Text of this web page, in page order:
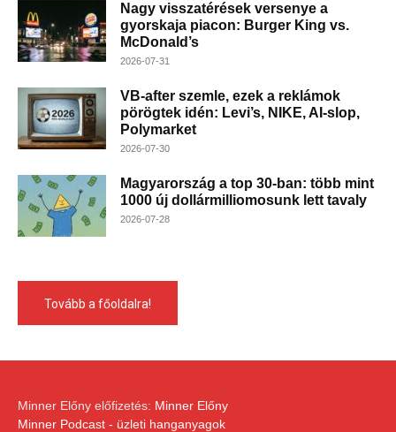
Nagy visszatérések versenye a
gyorskaja piacon: Burger King vs.
McDonald’s
2026-07-31
VB-after szemle, ezek a reklámok
pörögtek idén: Levi’s, NIKE, AI-slop,
Polymarket
2026-07-30
Magyarország a top 30-ban: több mint
1000 új dollármilliomosunk lett tavaly
2026-07-28
Tovább a főoldalra!
Minner Előny előfizetés: Minner Előny
Minner Podcast - üzleti hanganyagok